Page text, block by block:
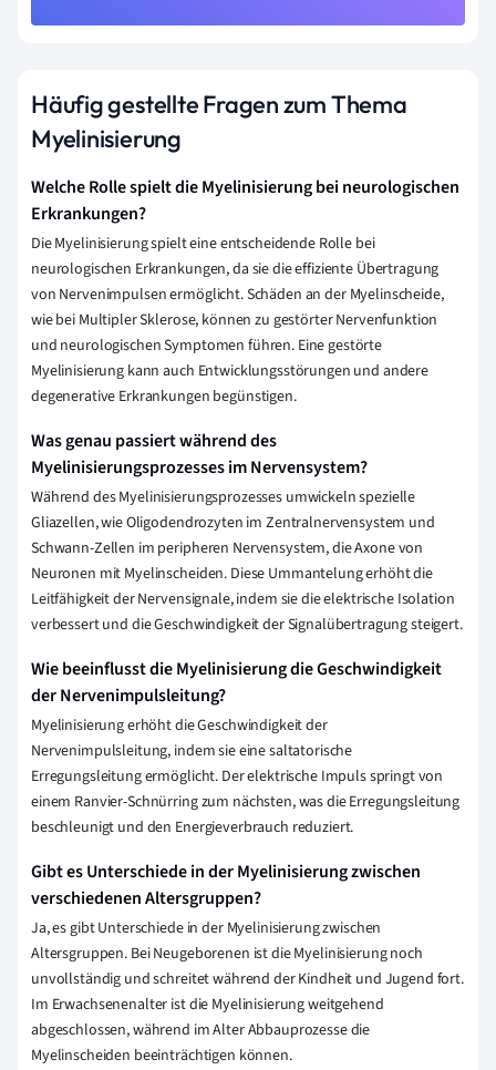
Häufig gestellte Fragen zum Thema
Myelinisierung
Welche Rolle spielt die Myelinisierung bei neurologischen
Erkrankungen?
Die Myelinisierung spielt eine entscheidende Rolle bei
neurologischen Erkrankungen, da sie die effiziente Übertragung
von Nervenimpulsen ermöglicht. Schäden an der Myelinscheide,
wie bei Multipler Sklerose, können zu gestörter Nervenfunktion
und neurologischen Symptomen führen. Eine gestörte
Myelinisierung kann auch Entwicklungsstörungen und andere
degenerative Erkrankungen begünstigen.
Was genau passiert während des
Myelinisierungsprozesses im Nervensystem?
Während des Myelinisierungsprozesses umwickeln spezielle
Gliazellen, wie Oligodendrozyten im Zentralnervensystem und
Schwann-Zellen im peripheren Nervensystem, die Axone von
Neuronen mit Myelinscheiden. Diese Ummantelung erhöht die
Leitfähigkeit der Nervensignale, indem sie die elektrische Isolation
verbessert und die Geschwindigkeit der Signalübertragung steigert.
Wie beeinflusst die Myelinisierung die Geschwindigkeit
der Nervenimpulsleitung?
Myelinisierung erhöht die Geschwindigkeit der
Nervenimpulsleitung, indem sie eine saltatorische
Erregungsleitung ermöglicht. Der elektrische Impuls springt von
einem Ranvier-Schnürring zum nächsten, was die Erregungsleitung
beschleunigt und den Energieverbrauch reduziert.
Gibt es Unterschiede in der Myelinisierung zwischen
verschiedenen Altersgruppen?
Ja, es gibt Unterschiede in der Myelinisierung zwischen
Altersgruppen. Bei Neugeborenen ist die Myelinisierung noch
unvollständig und schreitet während der Kindheit und Jugend fort.
Im Erwachsenenalter ist die Myelinisierung weitgehend
abgeschlossen, während im Alter Abbauprozesse die
Myelinscheiden beeinträchtigen können.